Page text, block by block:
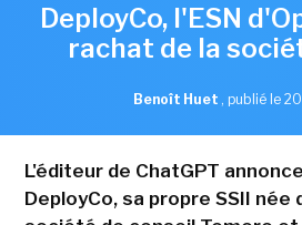
DeployCo, l'ESN
rachat de la
Benoît Huet , publié le
L'éditeur de ChatGPT
DeployCo, sa propre SSII née